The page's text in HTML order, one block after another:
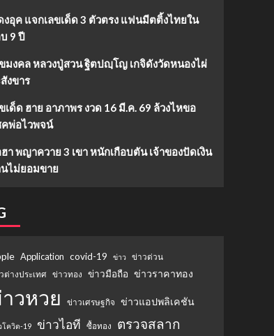
งอุค แจกเลขเด็ด 3 ตัวตรง แฟนมีตติ้งไทยใน
9 ปี
มงคล หลวงปู่สวน ฐิตปญฺโญ เกจิดังวัดหนองไผ่
งขาร
เด็ด ฮาย อาภาพร งวด 16 มี.ค. 69 ล้วงไหขอ
พ่อไวพจน์
า พญาควาย 3 เขา หนักเกือบตัน เจ้าของปัดเงิน
ไม่ยอมขาย
Application covid-19 ข่าว
ข่าวด่วน
ต่างประเทศ ข่าวทอง ข่าวมือถือ ข่าวราคาทอง
วหวย ข่าวเศรษฐกิจ ข่าวแอปพลิเคชัน
โควิด-19 ข่าวไอที ซื้อทอง ตรวจสลาก